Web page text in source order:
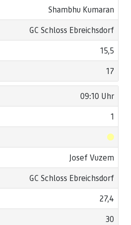
Shambhu Kumaran
GC Schloss Ebreichsdorf
15,5
17
09:10 Uhr
1
Josef Vuzem
GC Schloss Ebreichsdorf
27,4
30